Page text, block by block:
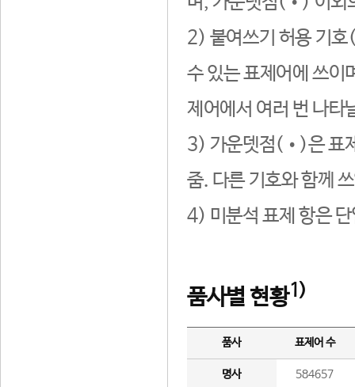
2) 붙여쓰기 허용 기호
수 있는 표제어에 쓰이
제어에서 여러 번 나타
3) 가운뎃점(•)은 표
줌. 다른 기호와 함께
4) 미분석 표제 항은
품사별 현황1)
품사 표제어 수
명사 584657